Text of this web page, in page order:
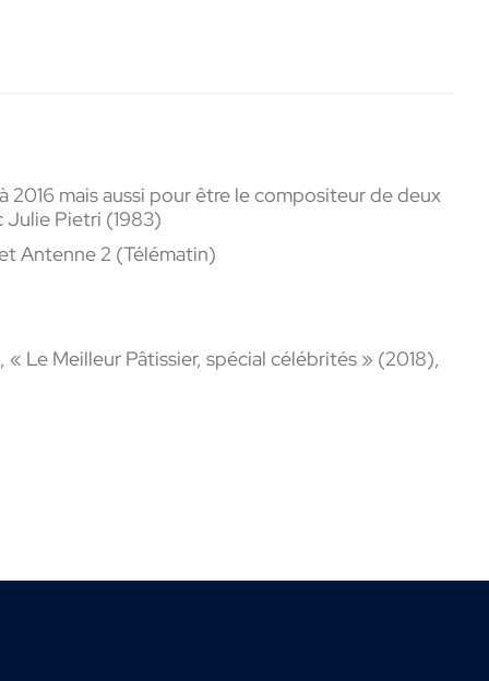
2016 mais aussi pour être lecompositeur de deux
Julie Pietri (1983)
Antenne 2 (Télématin)
Le Meilleur Pâtissier, spécial célébrités » (2018),